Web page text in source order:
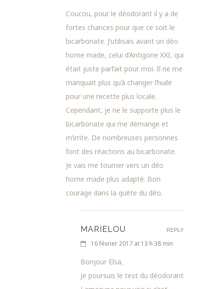
Coucou, pour le déodorant il y a de
fortes chances pour que ce soit le
bicarbonate. J’utilisais avant un déo
home made, celui d’Antigone XXI, qui
était juste parfait pour moi. Il ne me
manquait plus qu’à changer l’huile
pour une recette plus locale.
Cependant, je ne le supporte plus le
bicarbonate qui me démange et
m’irrite. De nombreuses personnes
font des réactions au bicarbonate.
Je vais me tourner vers un déo
home made plus adapté. Bon
courage dans la quête du déo.
MARIELOU
16 février 2017 at 13 h 38 min
Bonjour Elsa,
Je poursuis le test du déodorant
REPLY